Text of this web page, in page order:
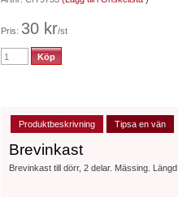
Pris: 30 kr/st
Produktbeskrivning Tipsa en vän
Brevinkast
Brevinkast till dörr, 2 delar. Mässing.